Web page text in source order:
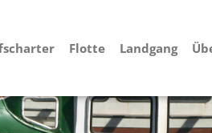
Flotte Landgang